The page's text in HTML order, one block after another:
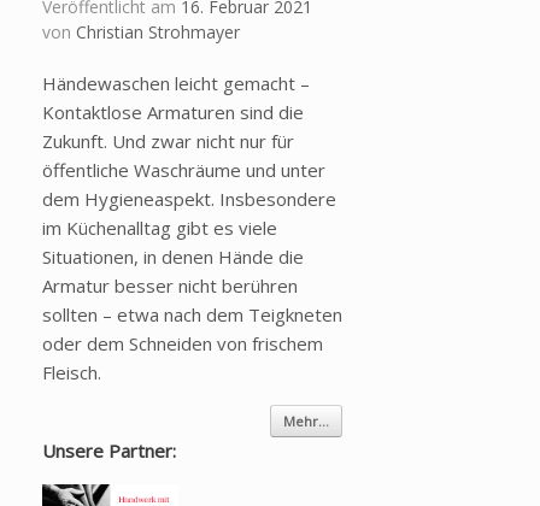
Veröffentlicht am 16. Februar 2021
von Christian Strohmayer
Händewaschen leicht gemacht –
Kontaktlose Armaturen sind die
Zukunft. Und zwar nicht nur für
öffentliche Waschräume und unter
dem Hygieneaspekt. Insbesondere
im Küchenalltag gibt es viele
Situationen, in denen Hände die
Armatur besser nicht berühren
sollten – etwa nach dem Teigkneten
oder dem Schneiden von frischem
Fleisch.
Mehr...
Unsere Partner: